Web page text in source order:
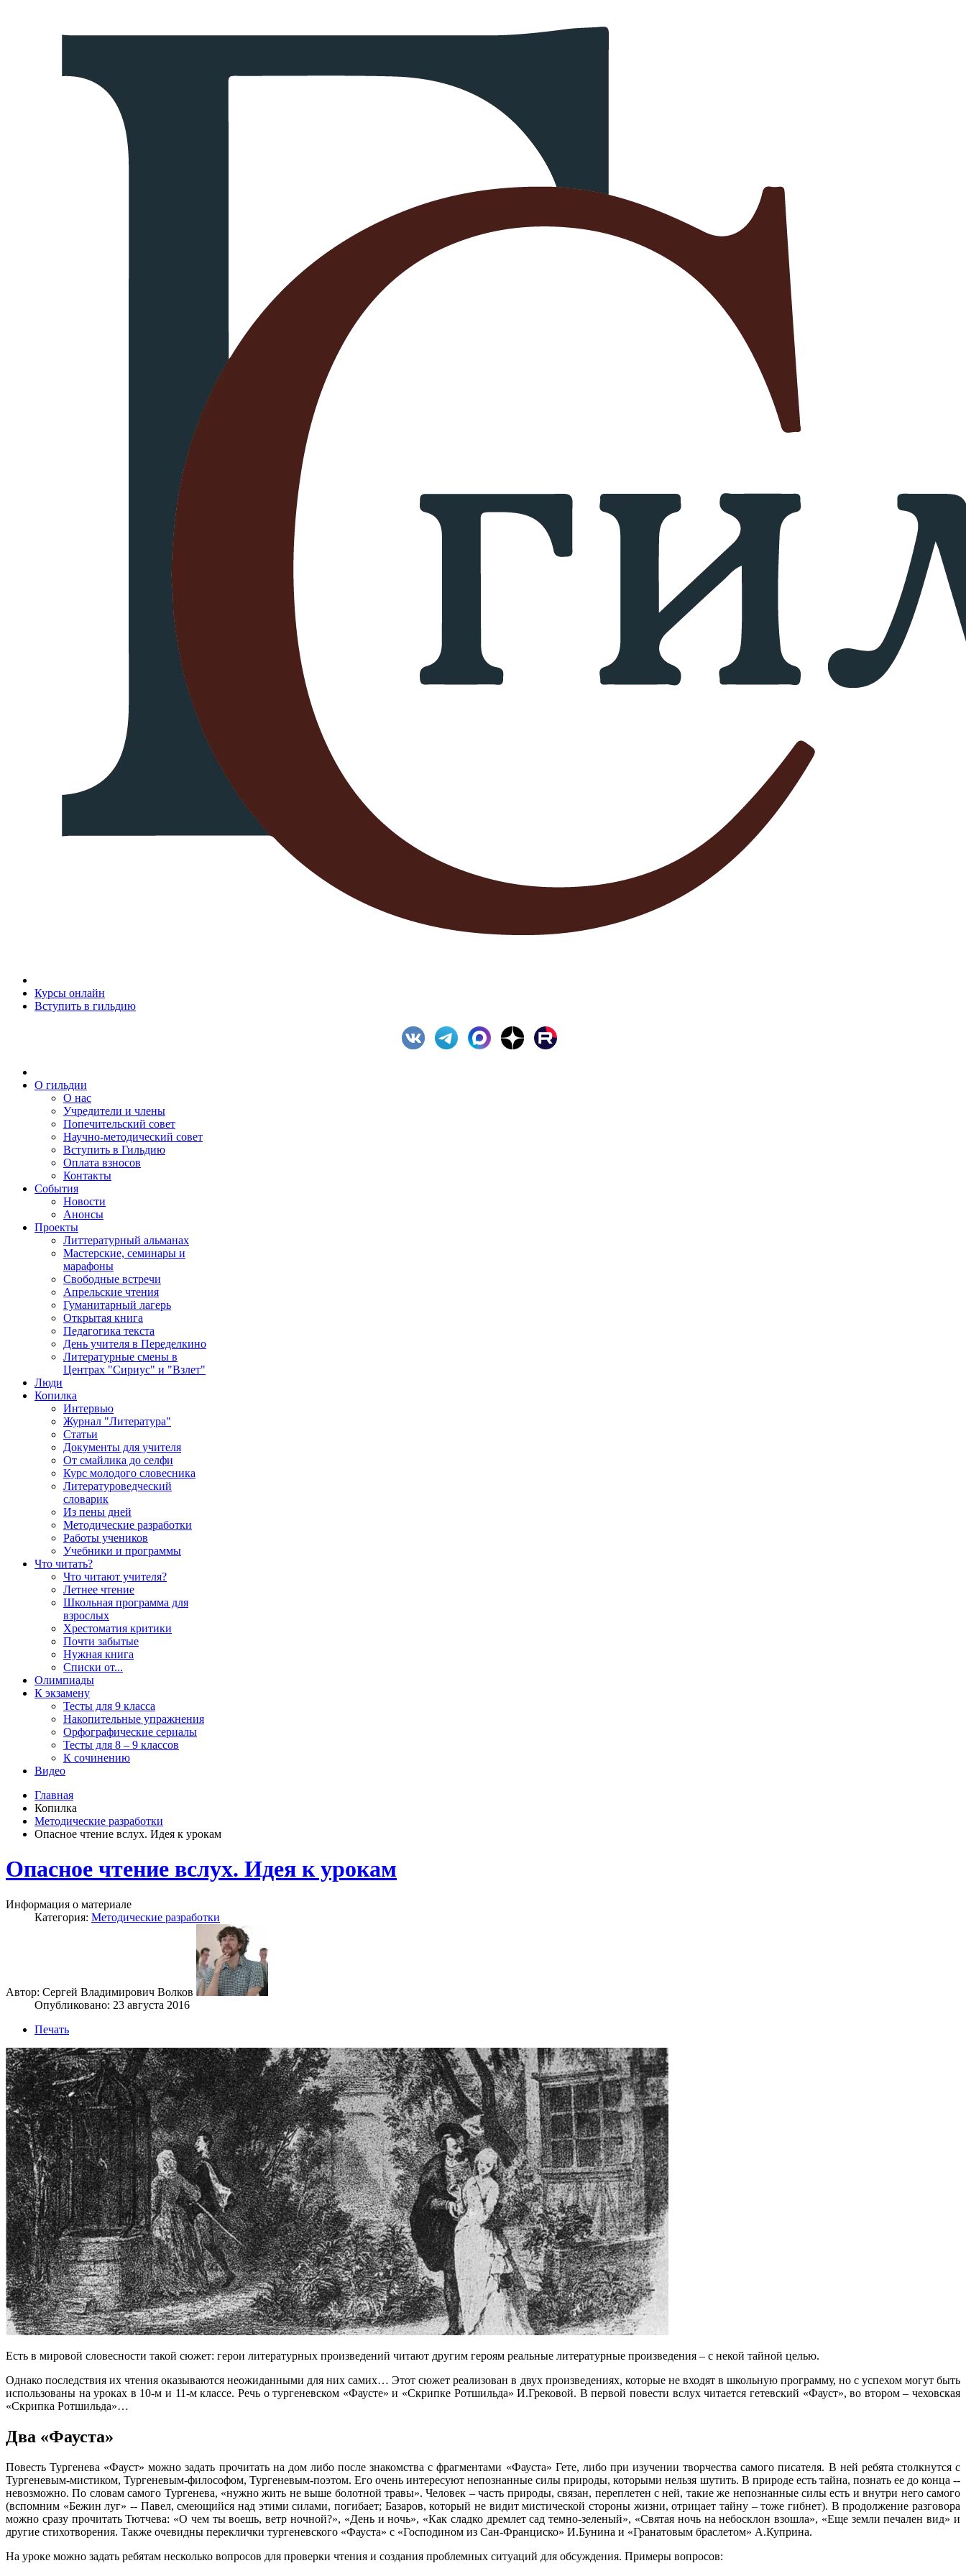
Курсы онлайн
Вступить в гильдию
О гильдии
О нас
Учредители и члены
Попечительский совет
Научно-методический совет
Вступить в Гильдию
Оплата взносов
Контакты
События
Новости
Анонсы
Проекты
Литтературный альманах
Мастерские, семинары и
марафоны
Свободные встречи
Апрельские чтения
Гуманитарный лагерь
Открытая книга
Педагогика текста
День учителя в Переделкино
Литературные смены в
Центрах "Сириус" и "Взлет"
Люди
Копилка
Интервью
Журнал "Литература"
Статьи
Документы для учителя
От смайлика до селфи
Курс молодого словесника
Литературоведческий
словарик
Из пены дней
Методические разработки
Работы учеников
Учебники и программы
Что читать?
Что читают учителя?
Летнее чтение
Школьная программа для
взрослых
Хрестоматия критики
Почти забытые
Нужная книга
Списки от...
Олимпиады
К экзамену
Тесты для 9 класса
Накопительные упражнения
Орфографические сериалы
Тесты для 8 – 9 классов
К сочинению
Видео
Главная
Копилка
Методические разработки
Опасное чтение вслух. Идея к урокам
Опасное чтение вслух. Идея к урокам
Информация о материале
Категория: Методические разработки
Автор: Сергей Владимирович Волков
Опубликовано: 23 августа 2016
Печать
Есть в мировой словесности такой сюжет: герои литературных произведений читают другим героям реальные литературные произведения – с некой тайной целью.
Однако последствия их чтения оказываются неожиданными для них самих… Этот сюжет реализован в двух произведениях, которые не входят в школьную программу, но с успехом могут быть
использованы на уроках в 10-м и 11-м классе. Речь о тургеневском «Фаусте» и «Скрипке Ротшильда» И.Грековой. В первой повести вслух читается гетевский «Фауст», во втором – чеховская
«Скрипка Ротшильда»…
Два «Фауста»
Повесть Тургенева «Фауст» можно задать прочитать на дом либо после знакомства с фрагментами «Фауста» Гете, либо при изучении творчества самого писателя. В ней ребята столкнутся с
Тургеневым-мистиком, Тургеневым-философом, Тургеневым-поэтом. Его очень интересуют непознанные силы природы, которыми нельзя шутить. В природе есть тайна, познать ее до конца --
невозможно. По словам самого Тургенева, «нужно жить не выше болотной травы». Человек – часть природы, связан, переплетен с ней, такие же непознанные силы есть и внутри него самого
(вспомним «Бежин луг» -- Павел, смеющийся над этими силами, погибает; Базаров, который не видит мистической стороны жизни, отрицает тайну – тоже гибнет). В продолжение разговора
можно сразу прочитать Тютчева: «О чем ты воешь, ветр ночной?», «День и ночь», «Как сладко дремлет сад темно-зеленый», «Святая ночь на небосклон взошла», «Еще земли печален вид» и
другие стихотворения. Также очевидны переклички тургеневского «Фауста» с «Господином из Сан-Франциско» И.Бунина и «Гранатовым браслетом» А.Куприна.
На уроке можно задать ребятам несколько вопросов для проверки чтения и создания проблемных ситуаций для обсуждения. Примеры вопросов: